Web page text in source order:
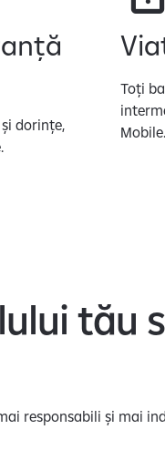
dorințe,
Toți
Mobile.
tău
responsabili și mai